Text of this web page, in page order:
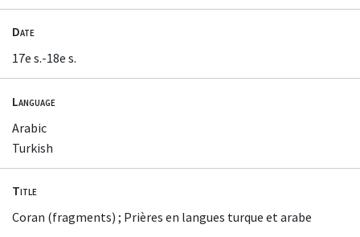
Date
17e s.-18e s.
Language
Arabic
Turkish
Title
Coran (fragments) ; Prières en langues turque et arabe